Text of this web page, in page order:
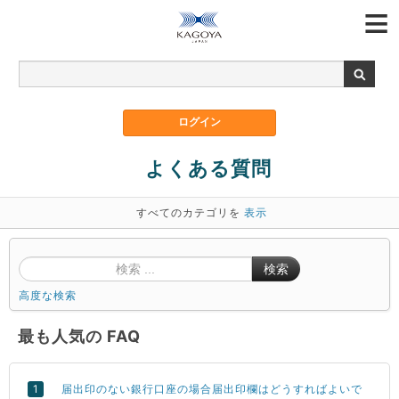
よくある質問
すべてのカテゴリを 表示
検索
高度な検索
最も人気の FAQ
届出印のない銀行口座の場合届出印欄はどうすればよいで